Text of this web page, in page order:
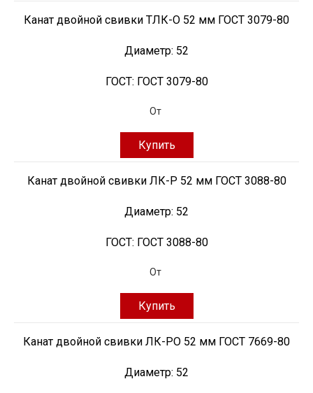
Канат двойной свивки ТЛК-О 52 мм ГОСТ 3079-80
Диаметр: 52
ГОСТ: ГОСТ 3079-80
От
Купить
Канат двойной свивки ЛК-Р 52 мм ГОСТ 3088-80
Диаметр: 52
ГОСТ: ГОСТ 3088-80
От
Купить
Канат двойной свивки ЛК-РО 52 мм ГОСТ 7669-80
Диаметр: 52